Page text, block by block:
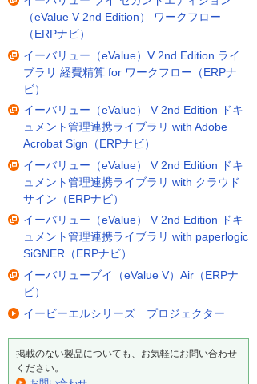
（eValue V 2nd Edition） ワークフロー
（ERPナビ）
イーバリュー（eValue）V 2nd Edition ライ
ブラリ 経費精算 for ワークフロー（ERPナ
ビ）
イーバリュー（eValue） V 2nd Edition ドキ
ュメント管理連携ライブラリ with Adobe
Acrobat Sign（ERPナビ）
イーバリュー（eValue） V 2nd Edition ドキ
ュメント管理連携ライブラリ with クラウド
サイン（ERPナビ）
イーバリュー（eValue） V 2nd Edition ドキ
ュメント管理連携ライブラリ with paperlogic
SiGNER（ERPナビ）
イーバリューブイ（eValue V）Air（ERPナ
ビ）
イービーエルシリーズ プロジェクター
掲載のない製品についても、お気軽にお問い合わせ
ください。